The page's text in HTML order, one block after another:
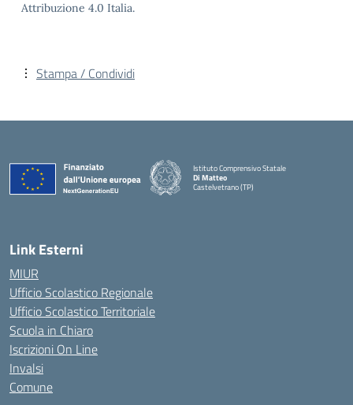
Attribuzione 4.0 Italia.
Stampa / Condividi
Istituto Comprensivo Statale
Di Matteo
Castelvetrano (TP)
Link Esterni
MIUR
Ufficio Scolastico Regionale
Ufficio Scolastico Territoriale
Scuola in Chiaro
Iscrizioni On Line
Invalsi
Comune